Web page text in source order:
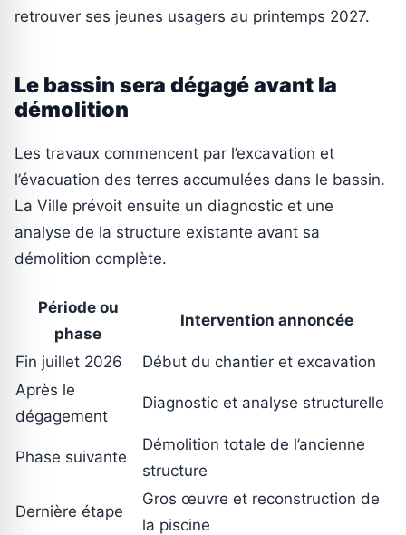
retrouver ses jeunes usagers au printemps 2027.
Le bassin sera dégagé avant la
démolition
Les travaux commencent par l’excavation et
l’évacuation des terres accumulées dans le bassin.
La Ville prévoit ensuite un diagnostic et une
analyse de la structure existante avant sa
démolition complète.
Période ou
phase
Intervention annoncée
Fin juillet 2026
Début du chantier et excavation
Après le
dégagement
Diagnostic et analyse structurelle
Phase suivante
Démolition totale de l’ancienne
structure
Dernière étape
Gros œuvre et reconstruction de
la piscine